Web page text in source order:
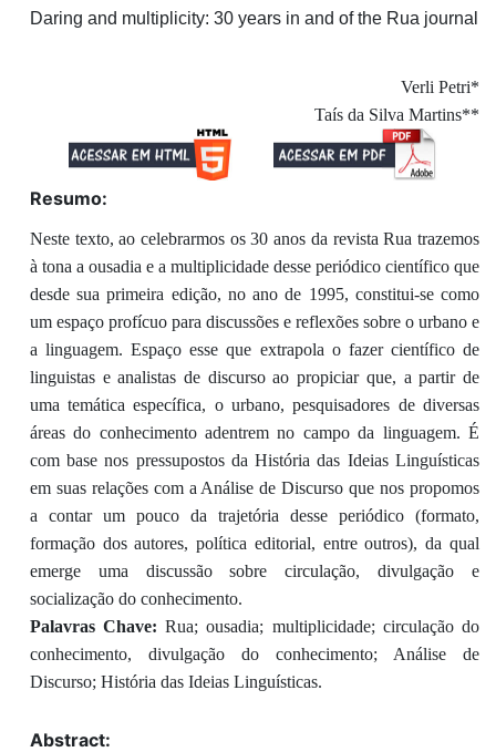
Daring and multiplicity: 30 years in and of the Rua journal
Verli Petri*
Taís da Silva Martins**
Resumo:
Neste texto, ao celebrarmos os 30 anos da revista Rua trazemos
à tona a ousadia e a multiplicidade desse periódico científico que
desde sua primeira edição, no ano de 1995, constitui-se como
um espaço profícuo para discussões e reflexões sobre o urbano e
a linguagem. Espaço esse que extrapola o fazer científico de
linguistas e analistas de discurso ao propiciar que, a partir de
uma temática específica, o urbano, pesquisadores de diversas
áreas do conhecimento adentrem no campo da linguagem. É
com base nos pressupostos da História das Ideias Linguísticas
em suas relações com a Análise de Discurso que nos propomos
a contar um pouco da trajetória desse periódico (formato,
formação dos autores, política editorial, entre outros), da qual
emerge uma discussão sobre circulação, divulgação e
socialização do conhecimento.
Palavras Chave:Rua; ousadia; multiplicidade; circulação do
conhecimento, divulgação do conhecimento; Análise de
Discurso; História das Ideias Linguísticas.
Abstract: